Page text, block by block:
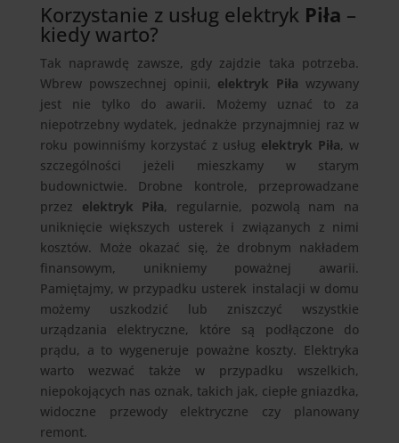
Korzystanie z usług elektryk Piła –
kiedy warto?
Tak naprawdę zawsze, gdy zajdzie taka potrzeba.
Wbrew powszechnej opinii, elektryk Piławzywany
jest nie tylko do awarii. Możemy uznać to za
niepotrzebny wydatek, jednakże przynajmniej raz w
roku powinniśmy korzystać z usług elektryk Piła, w
szczególności jeżeli mieszkamy w starym
budownictwie. Drobne kontrole, przeprowadzane
przez elektryk Piła, regularnie, pozwolą nam na
uniknięcie większych usterek i związanych z nimi
kosztów. Może okazać się, że drobnym nakładem
finansowym, unikniemy poważnej awarii.
Pamiętajmy, w przypadku usterek instalacji w domu
możemy uszkodzić lub zniszczyć wszystkie
urządzania elektryczne, które są podłączone do
prądu, a to wygeneruje poważne koszty. Elektryka
warto wezwać także w przypadku wszelkich,
niepokojących nas oznak, takich jak, ciepłe gniazdka,
widoczne przewody elektryczne czy planowany
remont.